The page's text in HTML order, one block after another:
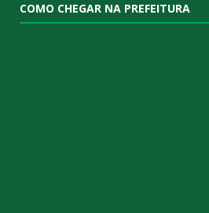
COMO CHEGAR NA PREFEITURA